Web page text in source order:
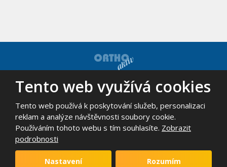
© 2026, ORTHO-AKTIV, spol. s r.o. - všechna práva vyhrazena
Mapa stránek | Podmínky použití
VYROBILA
Tento web je chráněn pomocí Google ReCAPTCHA a platí pro něj
zásady ochrany osobních údajů a smluvní podmínky
Tento web využívá cookies
Tento web používá k poskytování služeb, personalizaci
reklam a analýze návštěvnosti soubory cookie.
Používáním tohoto webu s tím souhlasíte. Zobrazit
podrobnosti
Nastavení Rozumím